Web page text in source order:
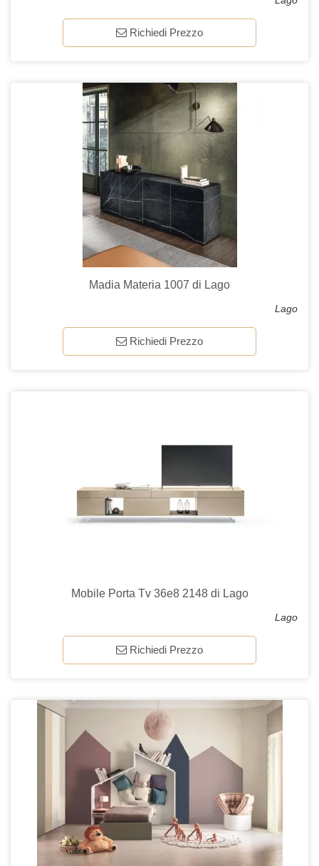
Richiedi Prezzo
Madia Materia 1007 di Lago
Lago
Richiedi Prezzo
Mobile Porta Tv 36e8 2148 di Lago
Lago
Richiedi Prezzo